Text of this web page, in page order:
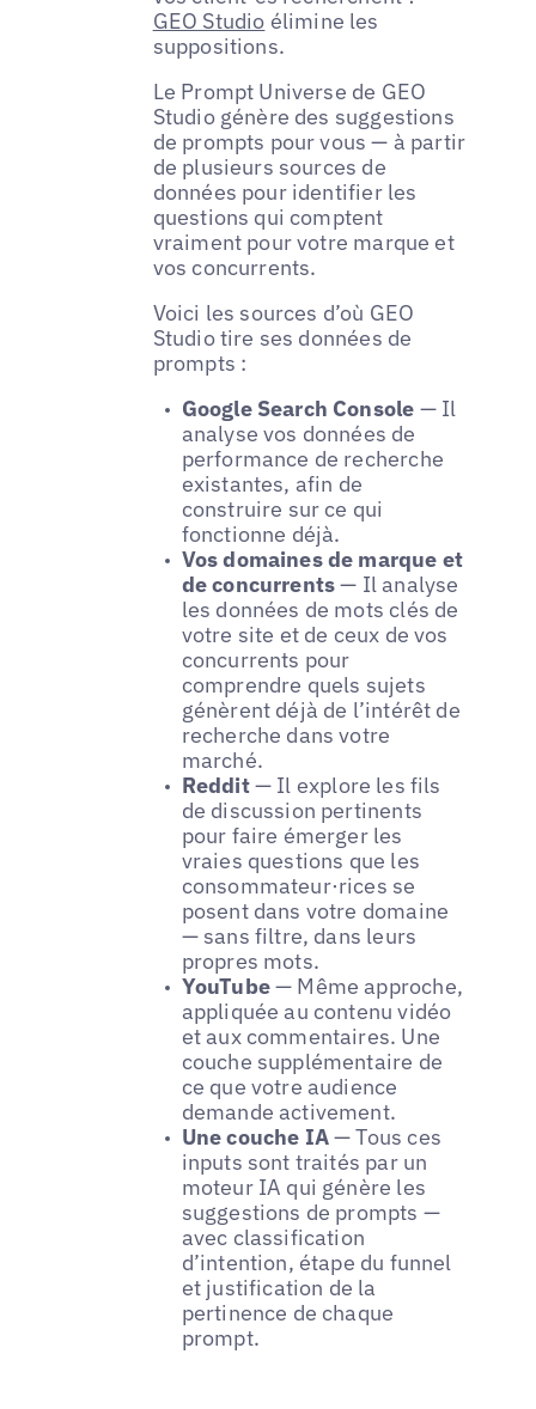
GEO Studio élimine les
suppositions.
Le Prompt Universe de GEO
Studio génère des suggestions
de prompts pour vous — à partir
de plusieurs sources de
données pour identifier les
questions qui comptent
vraiment pour votre marque et
vos concurrents.
Voici les sources d’où GEO
Studio tire ses données de
prompts :
Google Search Console — Il
analyse vos données de
performance de recherche
existantes, afin de
construire sur ce qui
fonctionne déjà.
Vos domaines de marque et
de concurrents— Il analyse
les données de mots clés de
votre site et de ceux de vos
concurrents pour
comprendre quels sujets
génèrent déjà de l’intérêt de
recherche dans votre
marché.
Reddit— Il explore les fils
de discussion pertinents
pour faire émerger les
vraies questions que les
consommateur·rices se
posent dans votre domaine
— sans filtre, dans leurs
propres mots.
YouTube— Même approche,
appliquée au contenu vidéo
et aux commentaires. Une
couche supplémentaire de
ce que votre audience
demande activement.
Une couche IA— Tous ces
inputs sont traités par un
moteur IA qui génère les
suggestions de prompts —
avec classification
d’intention, étape du funnel
et justification de la
pertinence de chaque
prompt.